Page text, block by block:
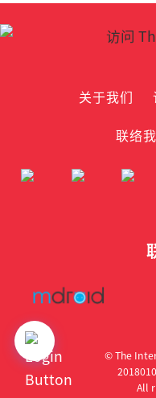
关于我们
联络
© The
All